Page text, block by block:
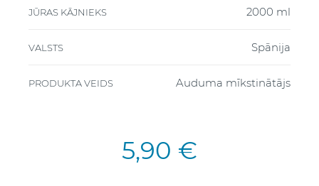
JŪRAS KĀJNIEKS 2000 ml
VALSTS Spānija
PRODUKTA VEIDS Auduma mīkstinātājs
5,90 €